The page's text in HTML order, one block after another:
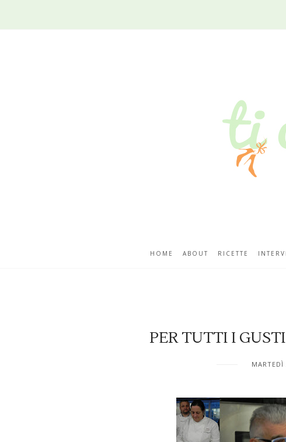
HOME ABOUT RICETTE
PER TUTTI I
MARTEDÌ